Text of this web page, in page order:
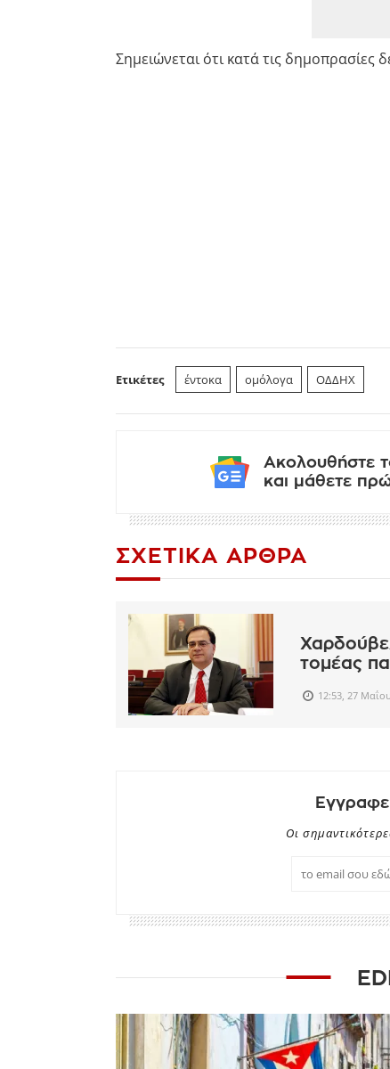
Σημειώνεται ότι κατά τις δημοπρασίες
Ετικέτες έντοκα ομόλογα ΟΔΔΗΧ
Ακολουθήστε
και μάθετε
ΣΧΕΤΙΚΆ ΆΡΘΡΑ
τομέας
12:53, 27
Οι